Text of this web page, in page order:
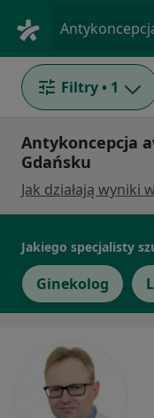
Filtry • 1
Antykoncepcja
Gdańsku
Jak działają wyniki
Jakiego specjalisty
Ginekolog